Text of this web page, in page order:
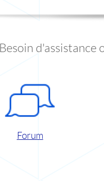
Besoin d'assistance
Forum